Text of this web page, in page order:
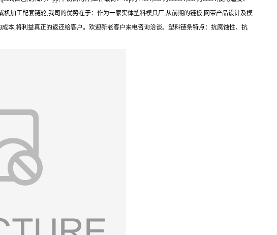
机加工配套链轮,我司的优势在于：作为一家实体塑料模具厂,从前期的链板,网带产品设计及模
本,将利益真正的返还给客户。欢迎新老客户来电咨询洽谈。塑料链条特点：抗腐蚀性、抗